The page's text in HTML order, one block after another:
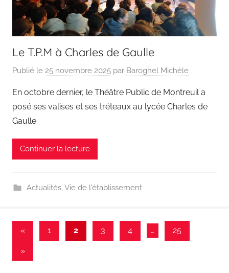
Le T.P.M à Charles de Gaulle
Publié le 25 novembre 2025 par Baroghel Michèle
En octobre dernier, le Théâtre Public de Montreuil a
posé ses valises et ses tréteaux au lycée Charles de
Gaulle
Continuer la lecture
Actualités,Vie de l'établissement
Pagination
des
«Publications
1 2 3 4 … 25
Articles
»